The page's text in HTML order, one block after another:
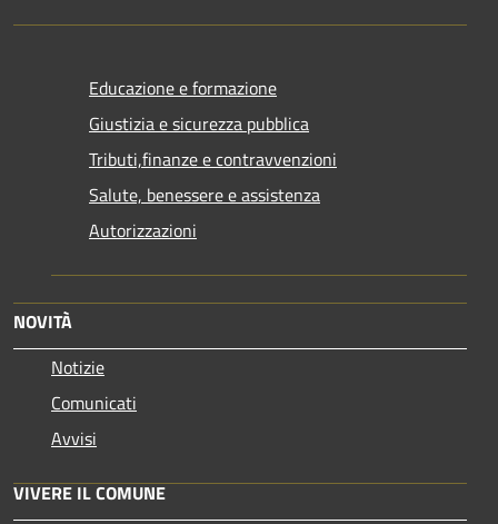
Educazione e formazione
Giustizia e sicurezza pubblica
Tributi,finanze e contravvenzioni
Salute, benessere e assistenza
Autorizzazioni
NOVITÀ
Notizie
Comunicati
Avvisi
VIVERE IL COMUNE